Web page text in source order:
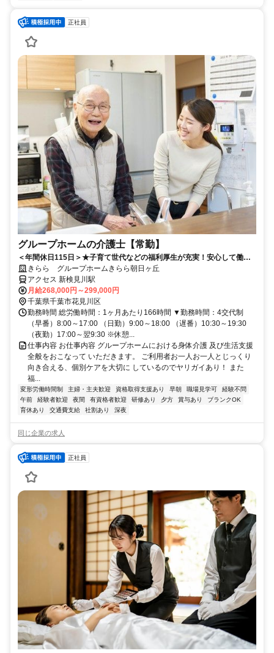
正社員
グループホームの介護士【常勤】
＜年間休日115日＞★子育て世代などの福利厚生が充実！安心して働け
る環境と、資格取得などのサポート制度が充実しています！★スキルア
ップも応援中！
きらら グループホームきらら朝日ヶ丘
アクセス 新検見川駅
月給268,000円～299,000円
千葉県千葉市花見川区
勤務時間 総労働時間：1ヶ月あたり166時間 ▼勤務時間：4交代制
（早番）8:00～17:00 （日勤）9:00～18:00 （遅番）10:30～19:30
（夜勤）17:00～翌9:30 ※休憩...
仕事内容 お仕事内容 グループホームにおける身体介護 及び生活支援
全般をおこなって いただきます。 ご利用者お一人お一人とじっくり
向き合える、個別ケアを大切に しているのでヤリガイあり！ また
福...
変形労働時間制 主婦・主夫歓迎 資格取得支援あり 早朝 職場見学可
経験不問
午前
経験者歓迎 夜間 有資格者歓迎 研修あり 夕方 賞与あり
ブランクOK
育休あり
交通費支給 社割あり 深夜
同じ企業の求人
正社員